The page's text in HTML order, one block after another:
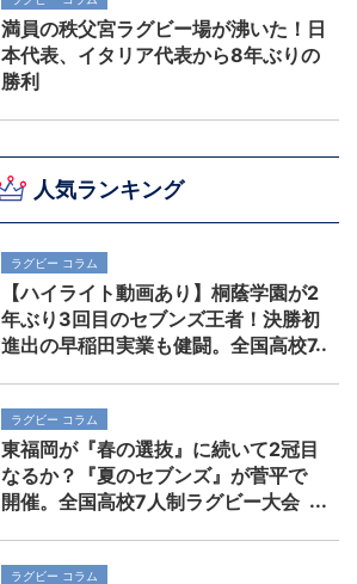
人気ランキング
ラグビー コラム
【ハイライト動画あり】桐蔭学園が2
年ぶり3回目のセブンズ王者！決勝初
進出の早稲田実業も健闘。全国高校7
ラグビー コラム
東福岡が『春の選抜』に続いて2冠目
なるか？『夏のセブンズ』が菅平で
開催。全国高校7人制ラグビー大会
ラグビー コラム
満員の秩父宮ラグビー場が沸いた！日
本代表、イタリア代表から8年ぶりの
勝利